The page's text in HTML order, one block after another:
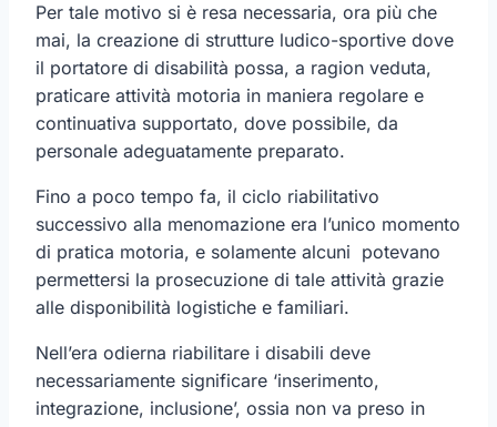
Per tale motivo si è resa necessaria, ora più che
mai, la creazione di strutture ludico-sportive dove
il portatore di disabilità possa, a ragion veduta,
praticare attività motoria in maniera regolare e
continuativa supportato, dove possibile, da
personale adeguatamente preparato.
Fino a poco tempo fa, il ciclo riabilitativo
successivo alla menomazione era l’unico momento
di pratica motoria, e solamente alcuni potevano
permettersi la prosecuzione di tale attività grazie
alle disponibilità logistiche e familiari.
Nell’era odierna riabilitare i disabili deve
necessariamente significare ‘inserimento,
integrazione, inclusione’, ossia non va preso in